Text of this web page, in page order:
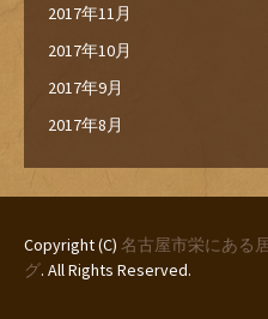
2017年11月
2017年10月
2017年9月
2017年8月
Copyright (C) 名古屋市栄にある
グ. All Rights Reserved.